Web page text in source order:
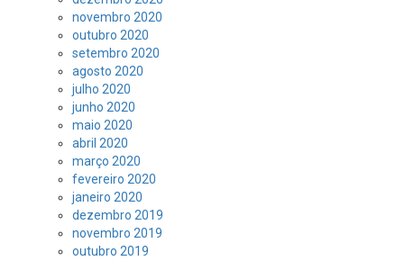
novembro 2020
outubro 2020
setembro 2020
agosto 2020
julho 2020
junho 2020
maio 2020
abril 2020
março 2020
fevereiro 2020
janeiro 2020
dezembro 2019
novembro 2019
outubro 2019